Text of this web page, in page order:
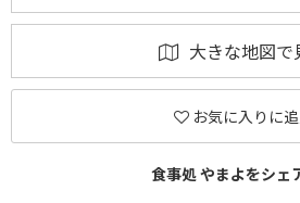
大きな地図で
お気に入りに
食事処 やまよをシェ